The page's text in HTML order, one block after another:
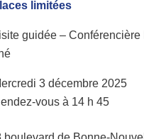
limitées
guidée – Conférencière
3 décembre 2025
vous à 14 h 45